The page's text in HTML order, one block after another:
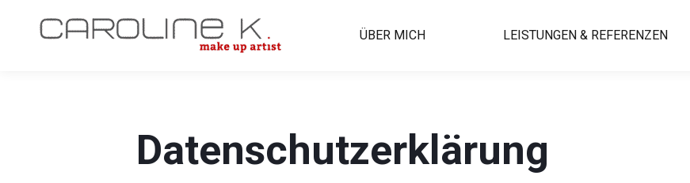
ÜBER MICH LEISTUNGEN & REFERENZEN
Datenschutzerklärung